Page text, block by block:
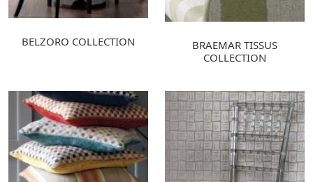
BELZORO COLLECTION
BRAEMAR TISSUS
COLLECTION